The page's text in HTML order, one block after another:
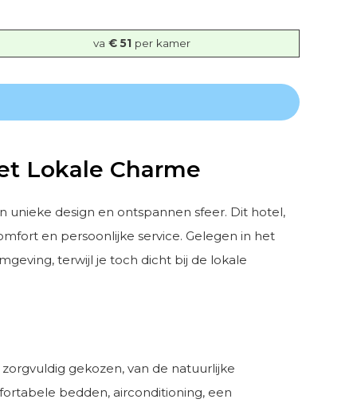
va € 51 per kamer
Lokale Charme
unieke design en ontspannen sfeer. Dit hotel,
en persoonlijke service. Gelegen in het
terwijl je toch dicht bij de lokale
gekozen, van de natuurlijke
bedden, airconditioning, een